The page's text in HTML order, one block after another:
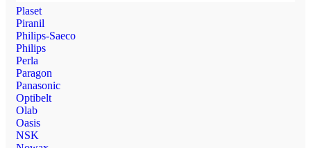
Plaset
Piranil
Philips-Saeco
Philips
Perla
Paragon
Panasonic
Optibelt
Olab
Oasis
NSK